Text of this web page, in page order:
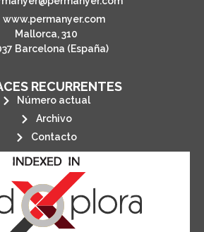
www.permanyer.com
Mallorca, 310
Barcelona (España)
RECURRENTES
Número actual
Archivo
Contacto